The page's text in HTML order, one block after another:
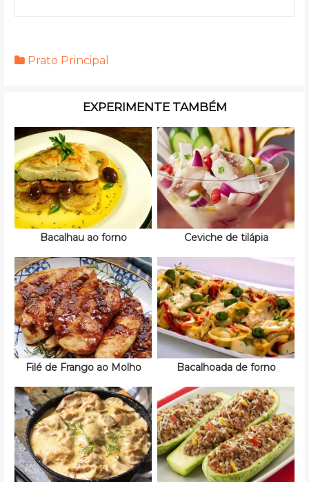
Prato Principal
EXPERIMENTE TAMBÉM
Bacalhau ao forno Ceviche de tilápia
Filé de Frango ao Molho Bacalhoada de forno